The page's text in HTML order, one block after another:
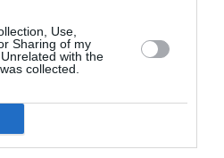
Use,
Sharing of my
with the
collected.
NDP